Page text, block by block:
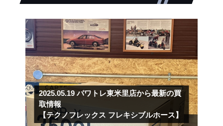
2025.05.19パワトレ東米里店から最新の買
取情報
【テクノフレックス フレキシブルホース】